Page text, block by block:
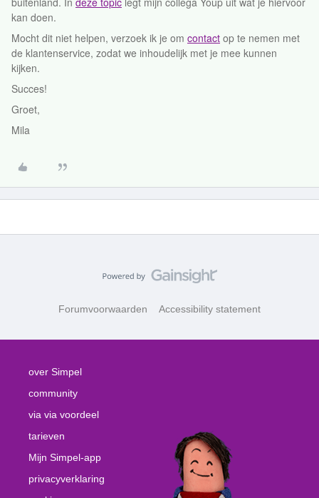
kan doen.
Mocht dit niet helpen, verzoek ik je om contact op te nemen met
de klantenservice, zodat we inhoudelijk met je mee kunnen
kijken.
Succes!
Groet,
Mila
Forumvoorwaarden Accessibility statement
over Simpel
community
via via voordeel
tarieven
Mijn Simpel-app
privacyverklaring